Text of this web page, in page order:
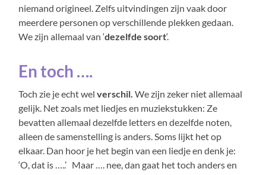
niemand origineel. Zelfs uitvindingen zijn vaak door
meerdere personen op verschillende plekken gedaan.
We zijn allemaal van ‘dezelfde soort‘.
En toch ….
Toch zie je echt welverschil. We zijn zeker niet allemaal
gelijk. Net zoals met liedjes en muziekstukken: Ze
bevatten allemaal dezelfde letters en dezelfde noten,
alleen de samenstelling is anders. Soms lijkt het op
elkaar. Dan hoor je het begin van een liedje en denk je:
‘O, dat is …..’ Maar …. nee, dan gaat het toch anders en